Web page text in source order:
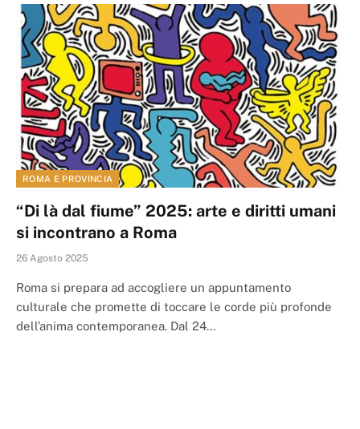
ROMA E PROVINCIA
“Di là dal fiume” 2025: arte e diritti umani
si incontrano a Roma
26 Agosto 2025
Roma si prepara ad accogliere un appuntamento
culturale che promette di toccare le corde più profonde
dell’anima contemporanea. Dal 24…